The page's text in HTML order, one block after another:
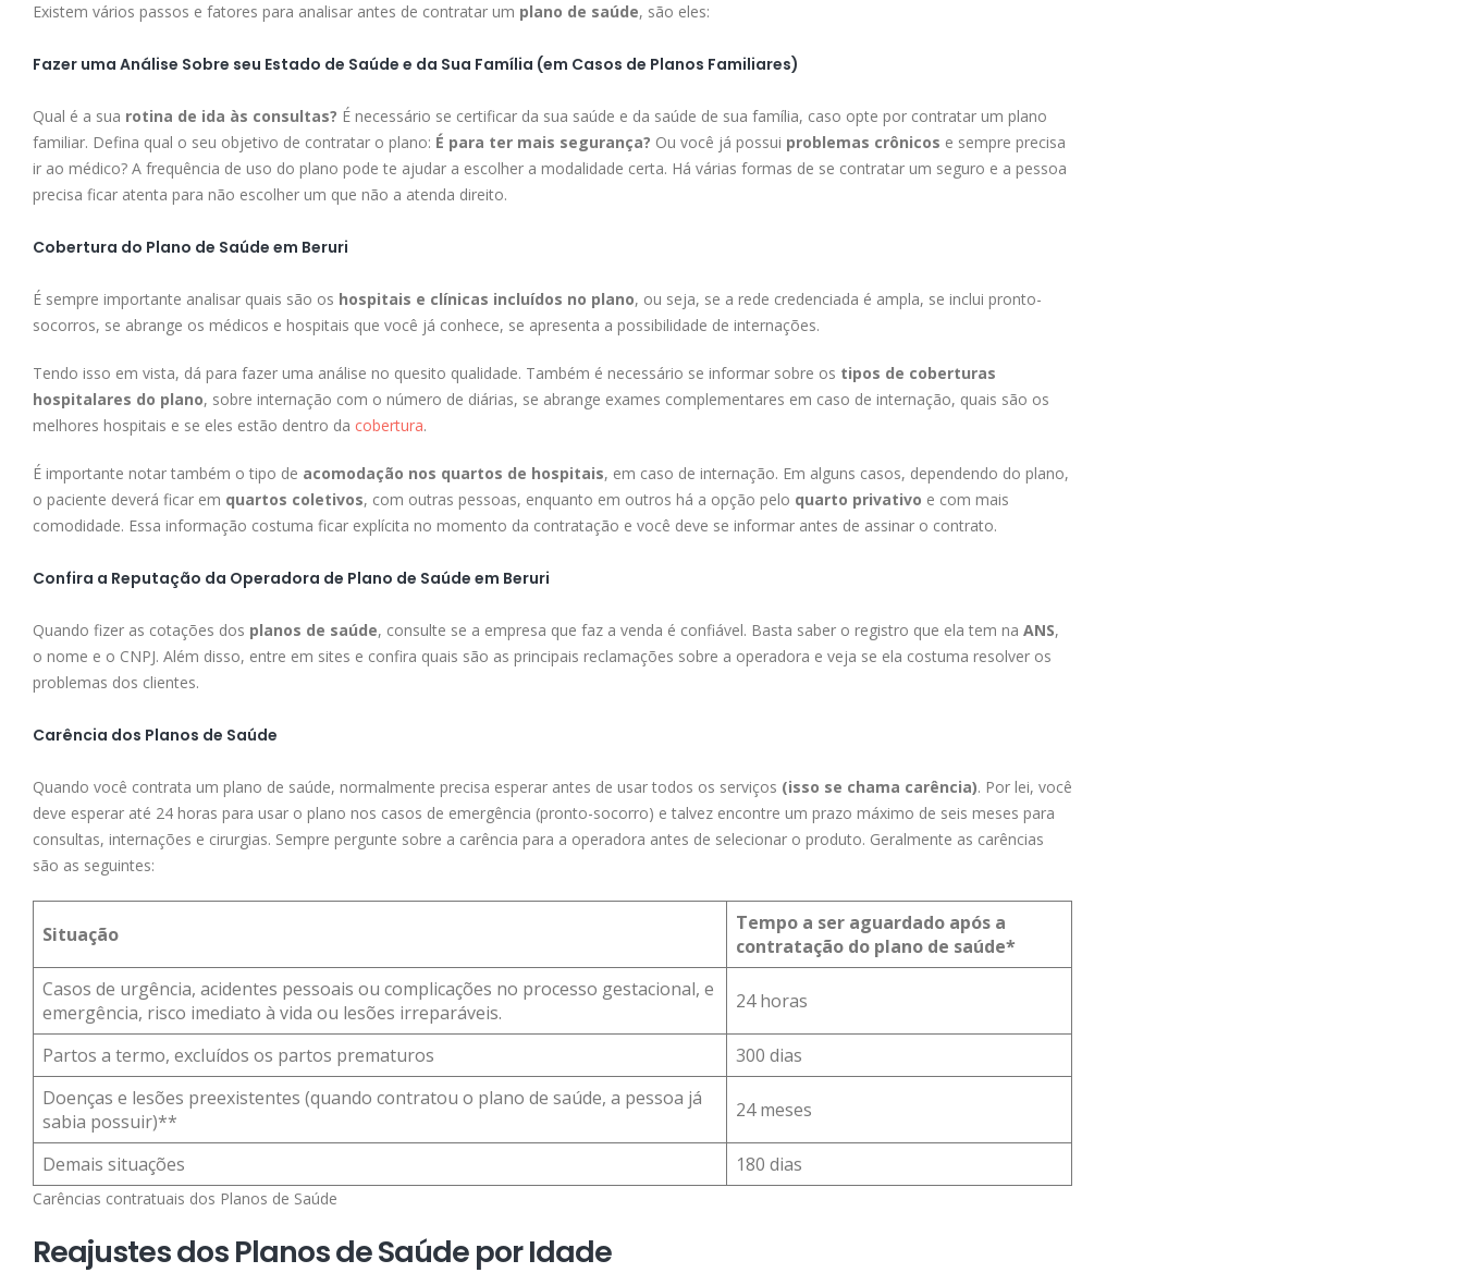
Existem vários passos e fatores para analisar antes de contratar um plano de saúde, são eles:
Fazer uma Análise Sobre seu Estado de Saúde e da Sua Família (em Casos de Planos Familiares)
Qual é a sua rotina de ida às consultas? É necessário se certificar da sua saúde e da saúde de sua família, caso opte por contratar um plano
familiar. Defina qual o seu objetivo de contratar o plano: É para ter mais segurança? Ou você já possui problemas crônicos e sempre precisa
ir ao médico? A frequência de uso do plano pode te ajudar a escolher a modalidade certa. Há várias formas de se contratar um seguro e a pessoa
precisa ficar atenta para não escolher um que não a atenda direito.
Cobertura do Plano de Saúde em Beruri
É sempre importante analisar quais são os hospitais e clínicas incluídos no plano, ou seja, se a rede credenciada é ampla, se inclui pronto-
socorros, se abrange os médicos e hospitais que você já conhece, se apresenta a possibilidade de internações.
Tendo isso em vista, dá para fazer uma análise no quesito qualidade. Também é necessário se informar sobre os tipos de coberturas
hospitalares do plano, sobre internação com o número de diárias, se abrange exames complementares em caso de internação, quais são os
melhores hospitais e se eles estão dentro da cobertura.
É importante notar também o tipo de acomodação nos quartos de hospitais, em caso de internação. Em alguns casos, dependendo do plano,
o paciente deverá ficar em quartos coletivos, com outras pessoas, enquanto em outros há a opção pelo quarto privativo e com mais
comodidade. Essa informação costuma ficar explícita no momento da contratação e você deve se informar antes de assinar o contrato.
Confira a Reputação da Operadora de Plano de Saúde em Beruri
Quando fizer as cotações dos planos de saúde, consulte se a empresa que faz a venda é confiável. Basta saber o registro que ela tem na ANS,
o nome e o CNPJ. Além disso, entre em sites e confira quais são as principais reclamações sobre a operadora e veja se ela costuma resolver os
problemas dos clientes.
Carência dos Planos de Saúde
Quando você contrata um plano de saúde, normalmente precisa esperar antes de usar todos os serviços (isso se chama carência). Por lei, você
deve esperar até 24 horas para usar o plano nos casos de emergência (pronto-socorro) e talvez encontre um prazo máximo de seis meses para
consultas, internações e cirurgias. Sempre pergunte sobre a carência para a operadora antes de selecionar o produto. Geralmente as carências
são as seguintes:
Situação
Tempo a ser aguardado após a
contratação do plano de saúde*
Casos de urgência, acidentes pessoais ou complicações no processo gestacional, e
emergência, risco imediato à vida ou lesões irreparáveis.
24 horas
Partos a termo, excluídos os partos prematuros
300 dias
Doenças e lesões preexistentes (quando contratou o plano de saúde, a pessoa já
sabia possuir)**
24 meses
Demais situações 180 dias
Carências contratuais dos Planos de Saúde
Reajustes dos Planos de Saúde por Idade